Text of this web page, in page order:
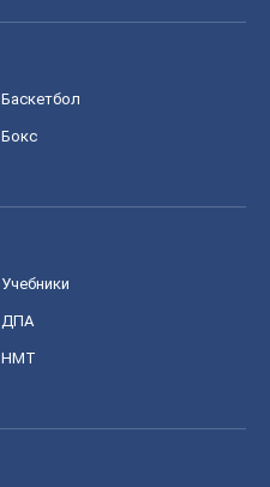
Баскетбол
Бокс
Учебники
ДПА
НМТ